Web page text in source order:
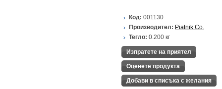
Код: 001130
Производител: Piatnik Co.
Тегло: 0.200 кг
Изпратете на приятел
Оценете продукта
Добави в списъка с желания